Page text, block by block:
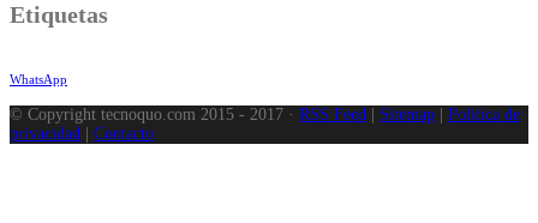
Etiquetas
WhatsApp
© Copyright tecnoquo.com 2015 - 2017 · RSS Feed | Sitemap | Política de
privacidad | Contacto